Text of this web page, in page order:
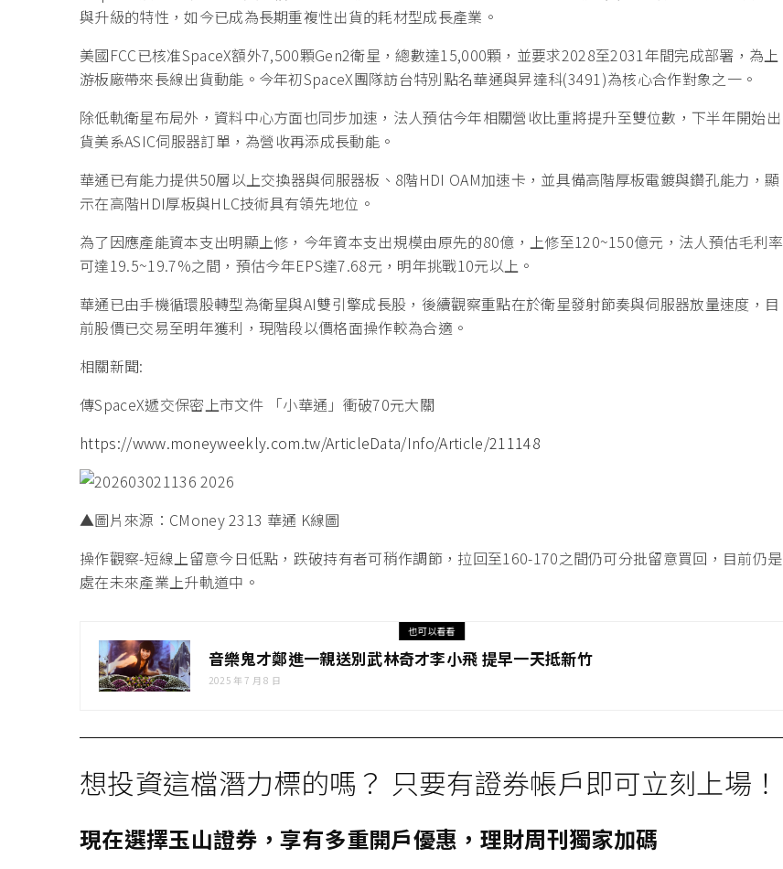
與升級的特性，如今已成為長期重複性出貨的耗材型成長產業。
美國FCC已核准SpaceX額外7,500顆Gen2衛星，總數達15,000顆，並要求2028至2031年間完成部署，為上
游板廠帶來長線出貨動能。今年初SpaceX團隊訪台特別點名華通與昇達科(3491)為核心合作對象之一。
除低軌衛星布局外，資料中心方面也同步加速，法人預估今年相關營收比重將提升至雙位數，下半年開始出
貨美系ASIC伺服器訂單，為營收再添成長動能。
華通已有能力提供50層以上交換器與伺服器板、8階HDI OAM加速卡，並具備高階厚板電鍍與鑽孔能力，顯
示在高階HDI厚板與HLC技術具有領先地位。
為了因應產能資本支出明顯上修，今年資本支出規模由原先的80億，上修至120~150億元，法人預估毛利率
可達19.5~19.7%之間，預估今年EPS達7.68元，明年挑戰10元以上。
華通已由手機循環股轉型為衛星與AI雙引擎成長股，後續觀察重點在於衛星發射節奏與伺服器放量速度，目
前股價已交易至明年獲利，現階段以價格面操作較為合適。
相關新聞:
傳SpaceX遞交保密上市文件 「小華通」衝破70元大關
https://www.moneyweekly.com.tw/ArticleData/Info/Article/211148
▲圖片來源：CMoney 2313 華通 K線圖
操作觀察-短線上留意今日低點，跌破持有者可稍作調節，拉回至160-170之間仍可分批留意買回，目前仍是
處在未來產業上升軌道中。
也可以看看
音樂鬼才鄭進一親送別武林奇才李小飛 提早一天抵新竹
2025 年 7 月 8 日
想投資這檔潛力標的嗎？ 只要有證券帳戶即可立刻上場！
現在選擇玉山證券，享有多重開戶優惠，理財周刊獨家加碼